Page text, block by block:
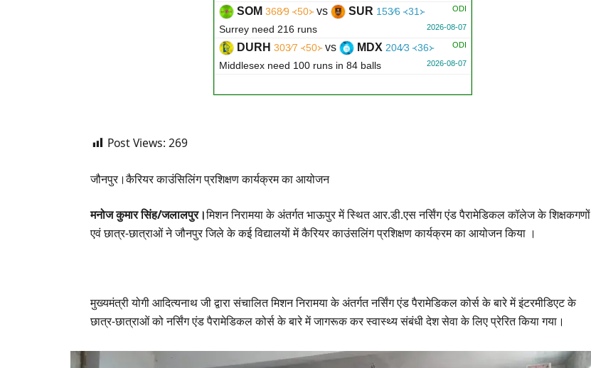
ODI
SOM 368∕9 ᚜50᚛vs SUR 153∕6 ᚜31᚛
2026-08-07
Surrey need 216 runs
ODI
DURH 303∕7 ᚜50᚛vs MDX 204∕3 ᚜36᚛
2026-08-07
Middlesex need 100 runs in 84 balls
Post Views: 269
जौनपुर।कैरियर काउंसिलिंग प्रशिक्षण कार्यक्रम का आयोजन
मनोज कुमार सिंह/जलालपुर।मिशन निरामया के अंतर्गत भाऊपुर में स्थित आर.डी.एस नर्सिंग एंड पैरामेडिकल कॉलेज के शिक्षकगणों
एवं छात्र-छात्राओं ने जौनपुर जिले के कई विद्यालयों में कैरियर काउंसलिंग प्रशिक्षण कार्यक्रम का आयोजन किया ।
मुख्यमंत्री योगी आदित्यनाथ जी द्वारा संचालित मिशन निरामया के अंतर्गत नर्सिंग एंड पैरामेडिकल कोर्स के बारे में इंटरमीडिएट के
छात्र-छात्राओं को नर्सिंग एंड पैरामेडिकल कोर्स के बारे में जागरूक कर स्वास्थ्य संबंधी देश सेवा के लिए प्रेरित किया गया।